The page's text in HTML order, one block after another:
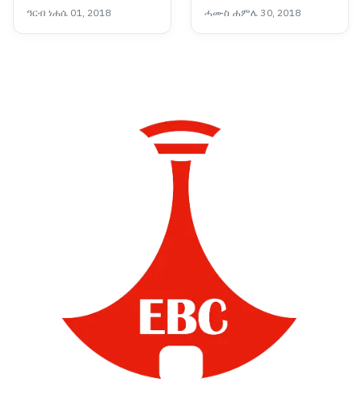
ዓርብ ነሐሴ 01, 2018
መንገድ በጥሩ ዲዛይን
ከተሠሩባቸው ከተሞች
ሓሙስ ሐምሌ 30, 2018